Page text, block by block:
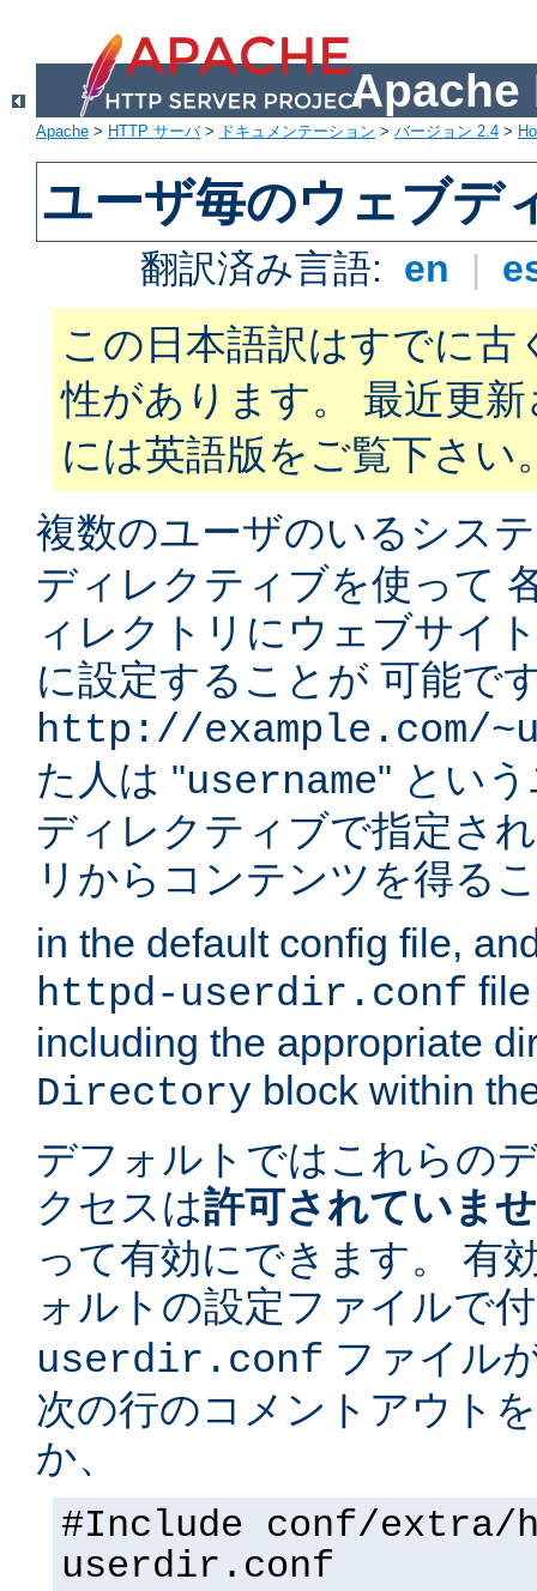
Apache
Apache > HTTP サーバ> ドキュメンテーション > バージョン 2.4 >
ユーザ毎のウェブデ
翻訳済み言語: en |
この日本語訳はすでに古
性があります。 最近更
には英語版をご覧下さい
複数のユーザのいるシス
ディレクティブを使って
ィレクトリにウェブサイ
に設定することが 可能で
http://example.com/
た人は "username" とい
ディレクティブで指定さ
リからコンテンツを得る
in the default config file,
httpd-userdir.conf
including the appropriate
Directory block within
デフォルトではこれらの
クセスは許可されていま
って有効にできます。 有
ォルトの設定ファイルで
userdir.conf ファイル
次の行のコメントアウト
か、
#Include conf/extra/
userdir.conf